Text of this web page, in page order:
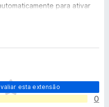
para ativar
nenhuma milha com suas
Bahia, Magazine Luiza, Ponto
outras, e receba milhas
lojas!
esta extensão
0